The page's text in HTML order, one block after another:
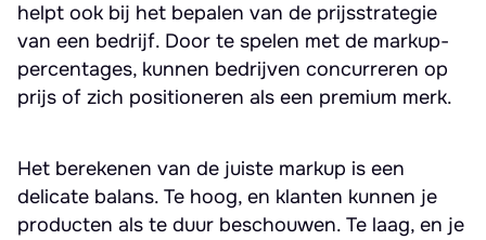
helpt ook bij het bepalen van de prijsstrategie
van een bedrijf. Door te spelen met de markup-
percentages, kunnen bedrijven concurreren op
prijs of zich positioneren als een premium merk.
Het berekenen van de juiste markup is een
delicate balans. Te hoog, en klanten kunnen je
producten als te duur beschouwen. Te laag, en je